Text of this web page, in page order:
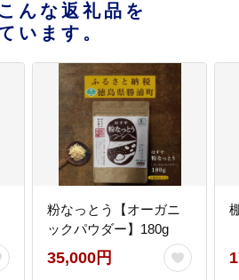
んな返礼品を
います。
粉なっとう【オーガニ
ックパウダー】180g
35,000円